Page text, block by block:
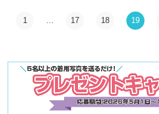
1 … 17 18 19